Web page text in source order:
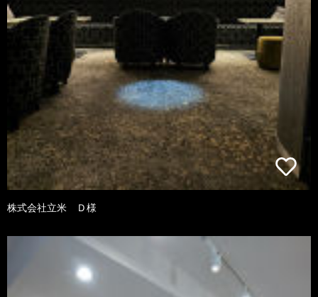
株式会社立米 Ｄ様